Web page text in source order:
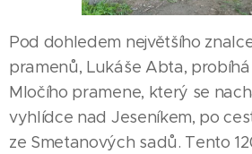
Pod dohledem největšího
pramenů, Lukáše Abta,
Mločího pramene, který se
vyhlídce nad Jeseníkem, po
ze Smetanových sadů. Tento